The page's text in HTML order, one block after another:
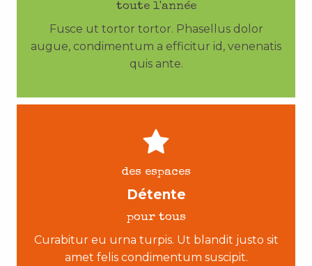
toute l'année
Fusce ut tortor tortor. Phasellus dolor
augue, condimentum a efficitur id, venenatis
quis ante.
des espaces
Détente
pour tous
Curabitur eu urna turpis. Ut blandit justo sit
amet felis condimentum suscipit.